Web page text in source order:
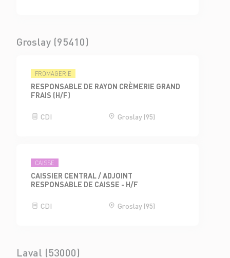
Groslay (95410)
FROMAGERIE
RESPONSABLE DE RAYON CRÈMERIE GRAND
FRAIS (H/F)
CDI Groslay (95)
CAISSE
CAISSIER CENTRAL / ADJOINT
RESPONSABLE DE CAISSE - H/F
CDI Groslay (95)
Laval (53000)